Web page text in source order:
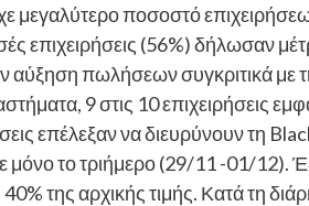
ποσοστό
επιχειρήσεις (56%) δήλωσαν
αύξηση πωλήσεων συγκριτικά
9 στις 10 επιχειρήσεις
επέλεξαν να διευρύνουν τη
μόνο το τριήμερο (29/11 -01/12).
της αρχικής τιμής. Κατά τη